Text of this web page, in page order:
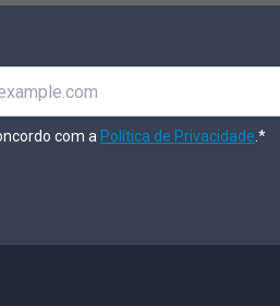
com a Política de Privacidade .*